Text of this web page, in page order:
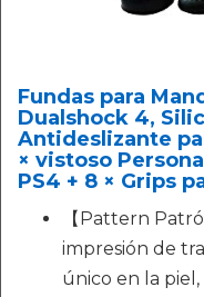
Fundas para
Dualshock 4,
Antideslizante
× vistoso
PS4 + 8 × Grips
【Pattern
impresión de
único en la